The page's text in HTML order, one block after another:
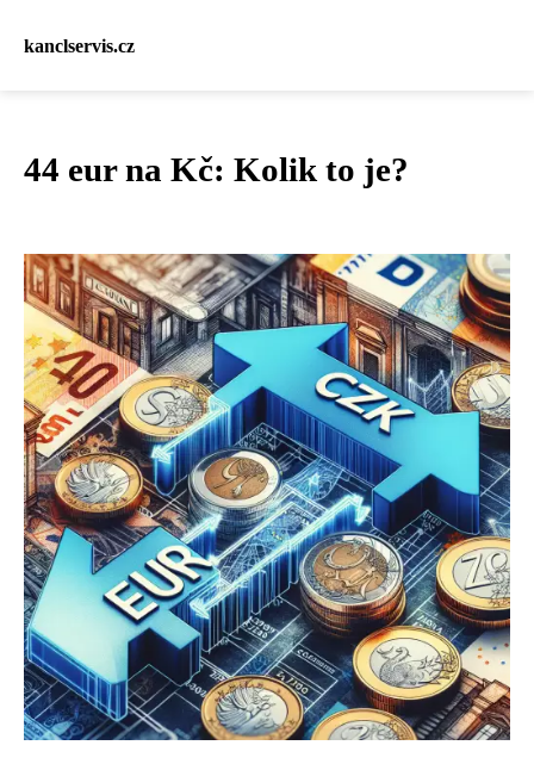
kanclservis.cz
44 eur na Kč: Kolik to je?